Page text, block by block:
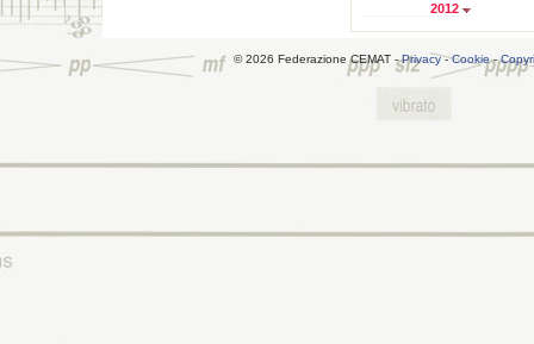
2012
© 2026 Federazione CEMAT -Privacy-Cookie-